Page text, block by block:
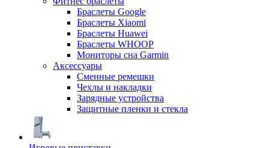
Браслеты Google
Браслеты Xiaomi
Браслеты Huawei
Браслеты WHOOP
Мониторы сна Garmin
Аксессуары
Сменные ремешки
Чехлы и накладки
Зарядные устройства
Защитные пленки и стекла